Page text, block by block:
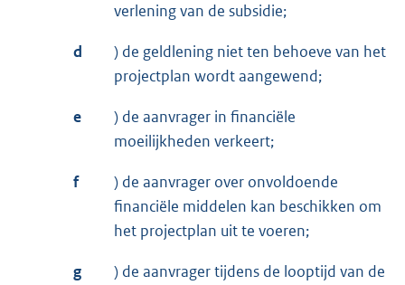
verlening van de subsidie;
d
) de geldlening niet ten behoeve van het
projectplan wordt aangewend;
e
) de aanvrager in financiële
moeilijkheden verkeert;
f
) de aanvrager over onvoldoende
financiële middelen kan beschikken om
het projectplan uit te voeren;
g
) de aanvrager tijdens de looptijd van de